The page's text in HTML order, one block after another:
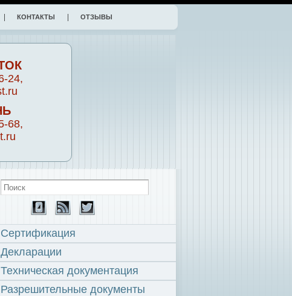
КОНТАКТЫ ОТЗЫВЫ
24,
68,
Сертификация
Декларации
Техническая документация
Разрешительные документы